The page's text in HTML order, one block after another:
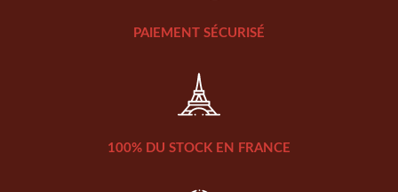
PAIEMENT SÉCURISÉ
100% DU STOCK EN FRANCE